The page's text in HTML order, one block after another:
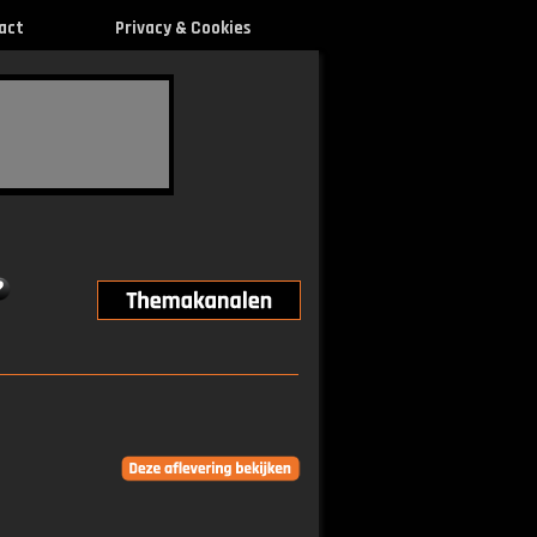
Privacy & Cookies